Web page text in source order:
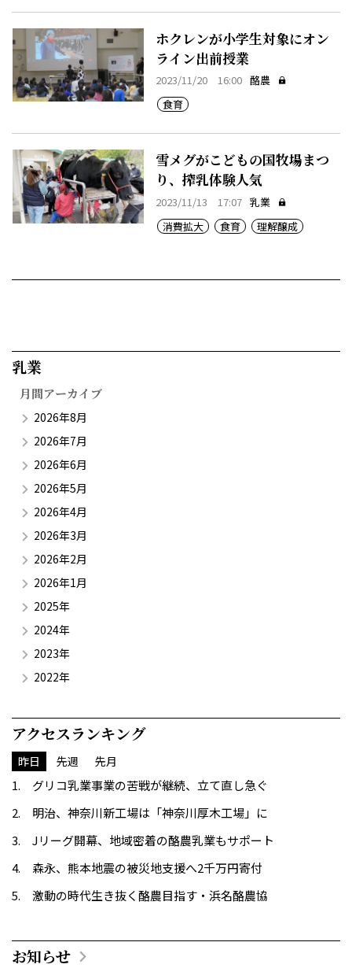
ホクレンが小学生対象にオン
ライン出前授業
2023/11/20 16:00 酪農
食育
雪メグがこどもの国牧場まつ
り、搾乳体験人気
2023/11/13 17:07 乳業
消費拡大
食育 理解醸成
乳業​
月間アーカイブ
2026年8月
2026年7月
2026年6月
2026年5月
2026年4月
2026年3月
2026年2月
2026年1月
2025年
2024年
2023年
2022年
アクセスランキング
昨日 先週 先月
グリコ乳業事業の苦戦が継続、立て直し急ぐ
明治、神奈川新工場は「神奈川厚木工場」に
Jリーグ開幕、地域密着の酪農乳業もサポート
森永、熊本地震の被災地支援へ2千万円寄付
激動の時代生き抜く酪農目指す・浜名酪農協
お知らせ